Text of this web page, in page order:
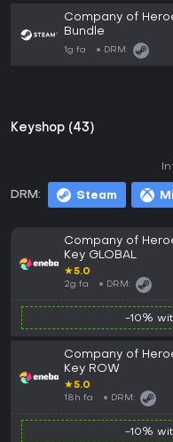
Company of
Bundle
1g fa DRM:
Keyshop (43)
DRM: Steam
Company of
Key GLOBAL
★5.0
2g fa DRM:
-10%
Company of
Key ROW
★5.0
18h fa DRM:
-10%